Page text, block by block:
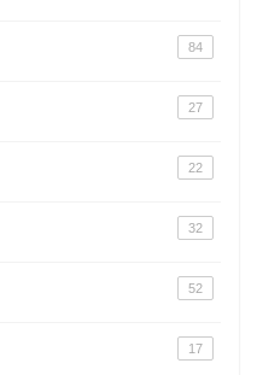
84
27
22
32
52
17